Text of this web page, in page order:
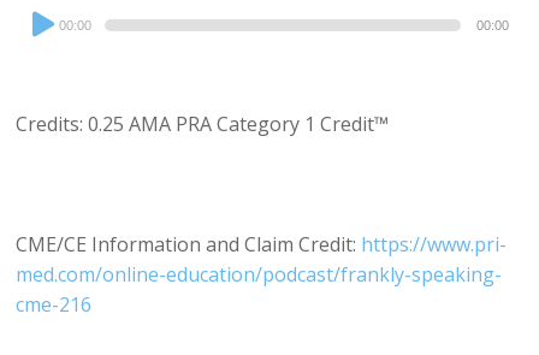
Audio
Player
00:00 00:00
Credits: 0.25 AMA PRA Category 1 Credit™
CME/CE Information and Claim Credit: https://www.pri-
med.com/online-education/podcast/frankly-speaking-
cme-216